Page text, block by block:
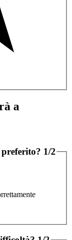
a
1/2